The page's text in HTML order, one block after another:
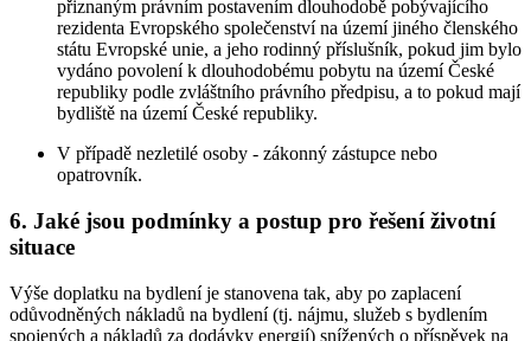
přiznaným právním postavením dlouhodobě pobývajícího
rezidenta Evropského společenství na území jiného členského
státu Evropské unie, a jeho rodinný příslušník, pokud jim bylo
vydáno povolení k dlouhodobému pobytu na území České
republiky podle zvláštního právního předpisu, a to pokud mají
bydliště na území České republiky.
V případě nezletilé osoby - zákonný zástupce nebo
opatrovník.
6. Jaké jsou podmínky a postup pro řešení životní
situace
Výše doplatku na bydlení je stanovena tak, aby po zaplacení
odůvodněných nákladů na bydlení (tj. nájmu, služeb s bydlením
spojených a nákladů za dodávky energií) snížených o příspěvek na